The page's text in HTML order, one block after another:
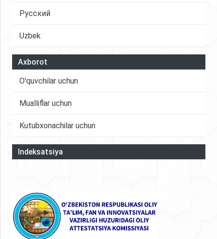
Русский
Uzbek
Axborot
O'quvchilar uchun
Mualliflar uchun
Kutubxonachilar uchun
Indeksatsiya